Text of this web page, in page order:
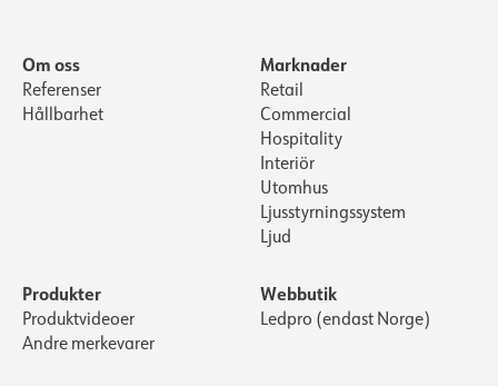
Om oss
Referenser
Hållbarhet
Marknader
Retail
Commercial
Hospitality
Interiör
Utomhus
Ljusstyrningssystem
Ljud
Produkter
Produktvideoer
Andre merkevarer
Webbutik
Ledpro (endast Norge)